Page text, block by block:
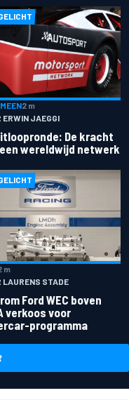
2 m
ERWIN JAEGGI
De kracht
wereldwijd netwerk
m
LAURENS STADE
Ford WEC boven
verkoos voor
programma